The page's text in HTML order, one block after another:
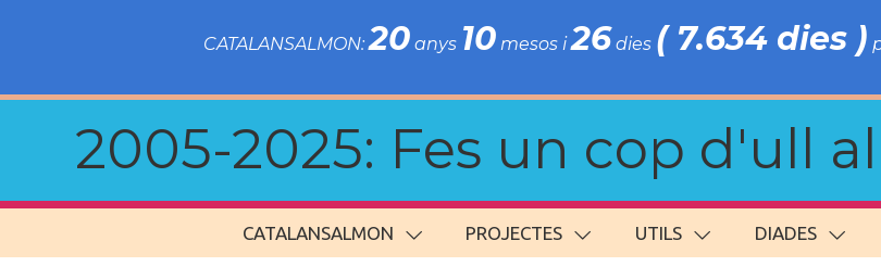
CATALANSALMON:20anys 10mesos i26dies ( 7.634 dies )
2005-2025: Fes un cop d'ull
CATALANSALMON PROJECTES UTILS DIADES